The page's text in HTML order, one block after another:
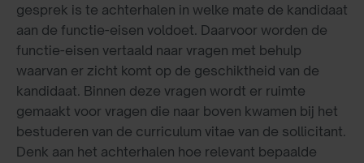
gesprek is te achterhalen in welke mate de kandidaat
aan de functie-eisen voldoet. Daarvoor worden de
functie-eisen vertaald naar vragen met behulp
waarvan er zicht komt op de geschiktheid van de
kandidaat. Binnen deze vragen wordt er ruimte
gemaakt voor vragen die naar boven kwamen bij het
bestuderen van de curriculum vitae van de sollicitant.
Denk aan het achterhalen hoe relevant bepaalde